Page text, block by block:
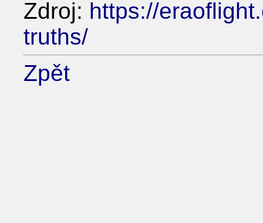
Zdroj: https://
truths/
Zpět